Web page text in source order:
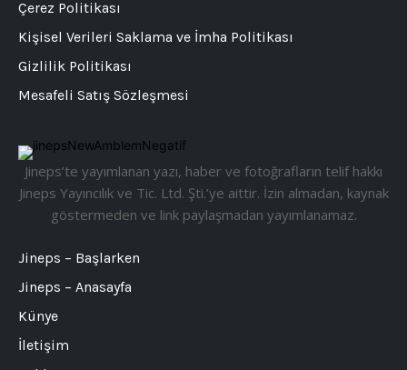
Jineps’te yayımlanan yazı, haber ve fotoğrafların telif hakkı
Jineps Yayıncılık ve Tic. Ltd. Şti.’ye aittir. İzin almadan, kaynak
göstermeden ve link paylaşmadan yayımlanamaz.
Jineps – Başlarken
Jineps – Anasayfa
Künye
İletişim
Çerez Politikası
Kişisel Verileri Saklama ve İmha Politikası
Gizlilik Politikası
Mesafeli Satış Sözleşmesi